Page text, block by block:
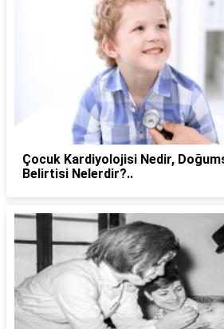
Çocuk Kardiyolojisi Nedir,
Belirtisi Nelerdir?..